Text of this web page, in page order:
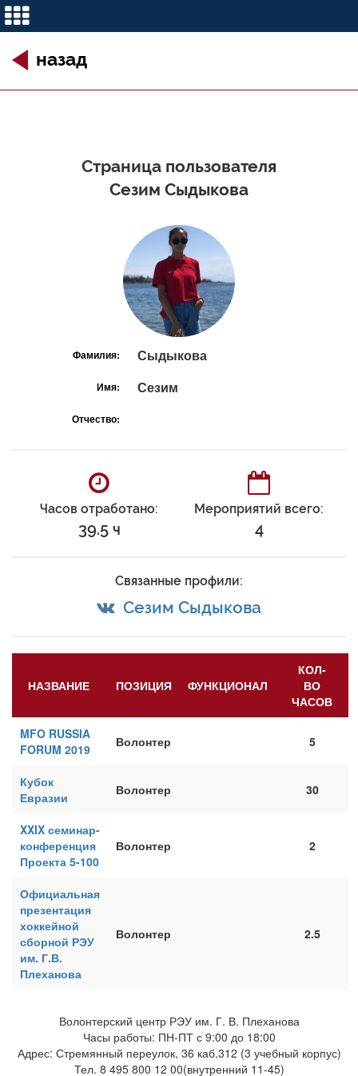
назад
Страница пользователя
Сезим Сыдыкова
Фамилия: Сыдыкова
Имя: Сезим
Отчество:
Часов отработано:
39.5 ч
Мероприятий всего:
4
Связанные профили:
Сезим Сыдыкова
НАЗВАНИЕ ПОЗИЦИЯ ФУНКЦИОНАЛ
КОЛ-
ВО
ЧАСОВ
MFO RUSSIA
FORUM 2019
Волонтер 5
Кубок
Евразии
Волонтер 30
XXIX семинар-
конференция
Проекта 5-100
Волонтер 2
Официальная
презентация
хоккейной
сборной РЭУ
им. Г.В.
Плеханова
Волонтер 2.5
Волонтерский центр РЭУ им. Г. В. Плеханова
Часы работы: ПН-ПТ с 9:00 до 18:00
Адрес: Стремянный переулок, 36 каб.312 (3 учебный корпус)
Тел. 8 495 800 12 00(внутренний 11-45)